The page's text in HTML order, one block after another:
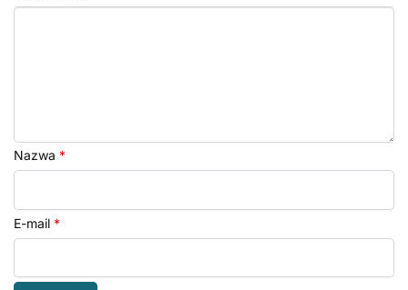
Nazwa *
E-mail *